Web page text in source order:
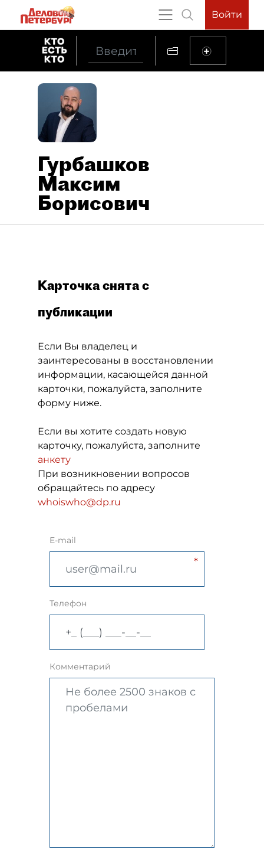
Войти
Гурбашков
Максим
Борисович
Карточка снята с
публикации
Если Вы владелец и
заинтересованы в восстановлении
информации, касающейся данной
карточки, пожалуйста, заполните
форму ниже.
Если вы хотите создать новую
карточку, пожалуйста, заполните
анкету
При возникновении вопросов
обращайтесь по адресу
whoiswho@dp.ru
E-mail
Телефон
Комментарий